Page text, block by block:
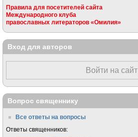
Правила для посетителей сайта
Международного клуба
православных литераторов «Омилия»
Вход для авторов
Войти на сайт
Вопрос священнику
Все ответы на вопросы
Ответы священников: